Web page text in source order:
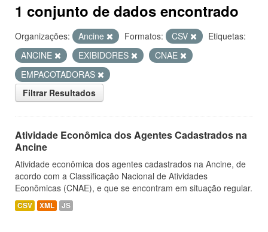
1 conjunto de dados encontrado
Organizações: Ancine Formatos: CSV
Etiquetas:
ANCINE
EXIBIDORES
CNAE
EMPACOTADORAS
Filtrar Resultados
Atividade Econômica dos Agentes Cadastrados na
Ancine
Atividade econômica dos agentes cadastrados na Ancine, de
acordo com a Classificação Nacional de Atividades
Econômicas (CNAE), e que se encontram em situação regular.
CSV XML JS